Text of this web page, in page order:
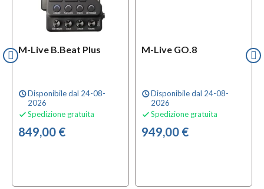
M-Live B.Beat Plus
scheduleDisponibile dal 24-08-
2026
 Spedizione gratuita
849,00 €
M-Live GO.8
scheduleDisponibile dal 24-08-
2026
 Spedizione gratuita
949,00 €